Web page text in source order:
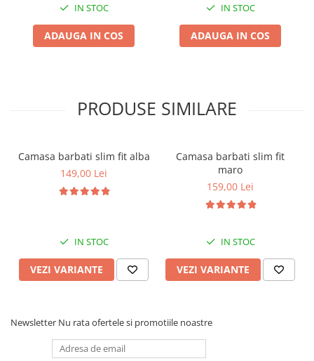
IN STOC
ADAUGA IN COS
IN STOC
ADAUGA IN COS
PRODUSE SIMILARE
Camasa barbati slim fit alba
149,00 Lei
IN STOC
VEZI VARIANTE
Camasa barbati slim fit
maro
159,00 Lei
IN STOC
VEZI VARIANTE
Newsletter Nu rata ofertele si promotiile noastre